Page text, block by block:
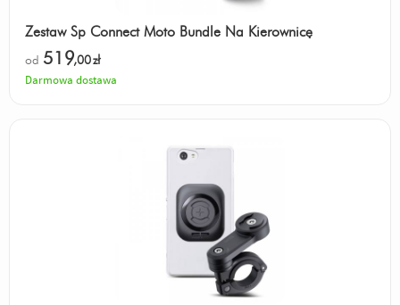
Zestaw Sp Connect Moto Bundle Na Kierownicę
od 519,00zł
Darmowa dostawa